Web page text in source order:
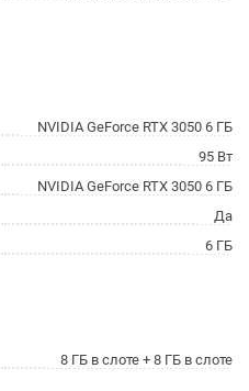
NVIDIA GeForce RTX 3050 6 ГБ
95 Вт
NVIDIA GeForce RTX 3050 6 ГБ
Да
6 ГБ
8 ГБ в слоте + 8 ГБ в слоте